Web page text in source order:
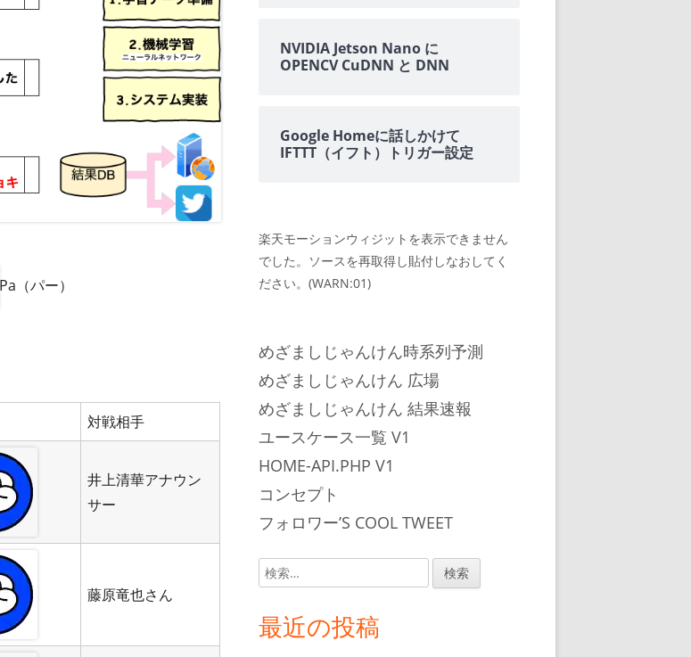
Pa（パー）
対戦相手
井上清華アナウン
サー
藤原竜也さん
NVIDIA Jetson Nano に
OPENCV CuDNN と DNN
Google Homeに話しかけて
IFTTT（イフト）トリガー設定
楽天モーションウィジットを表示できません
でした。ソースを再取得し貼付しなおしてく
ださい。(WARN:01)
めざましじゃんけん時系列予測
めざましじゃんけん 広場
めざましじゃんけん 結果速報
ユースケース一覧 V1
HOME-API.PHP V1
コンセプト
フォロワー’S COOL TWEET
検
索:
最近の投稿